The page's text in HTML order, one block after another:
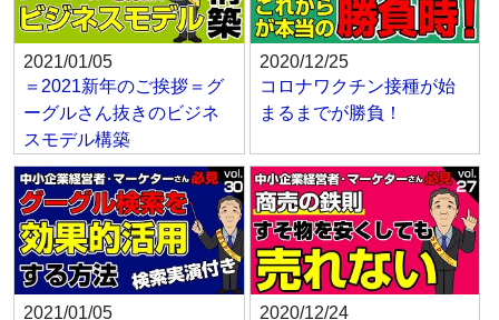
2021/01/05
＝2021新年のご挨拶＝グ
ーグルさん抜きのビジネ
スモデル構築
2020/12/25
コロナワクチン接種が始
まるまでが勝負！
2021/01/05 2020/12/24